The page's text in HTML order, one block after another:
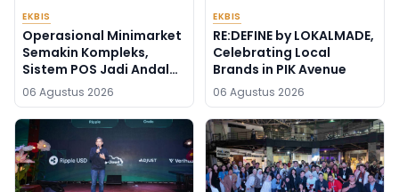
EKBIS
Operasional Minimarket
Semakin Kompleks,
Sistem POS Jadi Andalan
Kelola Transaksi dan
Stok
06 Agustus 2026
EKBIS
RE:DEFINE by LOKALMADE,
Celebrating Local
Brands in PIK Avenue
06 Agustus 2026